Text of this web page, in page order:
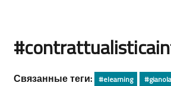
Связанные теги: #elearning #gianola